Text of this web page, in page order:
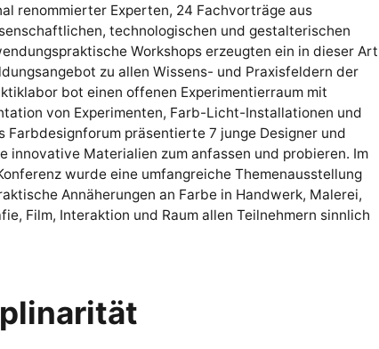
renommierter Experten, 24 Fachvorträge aus
technologischen und gestalterischen
Workshops erzeugten ein in dieser Art
zu allen Wissens- und Praxisfeldern der
bot einen offenen Experimentierraum mit
von Experimenten, Farb-Licht-Installationen und
Farbdesignforum präsentierte 7 junge Designer und
innovative Materialien zum anfassen und probieren. Im
wurde eine umfangreiche Themenausstellung
Annäherungen an Farbe in Handwerk, Malerei,
Film, Interaktion und Raum allen Teilnehmern sinnlich